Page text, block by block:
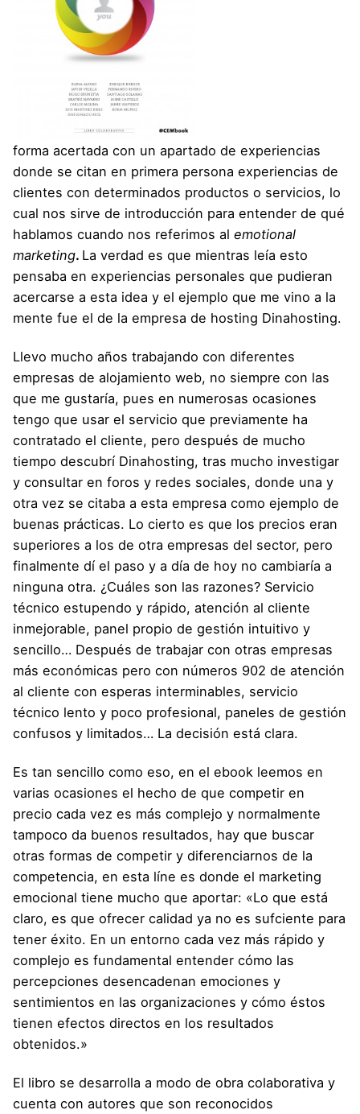
forma acertada con un apartado de experiencias
donde se citan en primera persona experiencias de
clientes con determinados productos o servicios, lo
cual nos sirve de introducción para entender de qué
hablamos cuando nos referimos al emotional
marketing. La verdad es que mientras leía esto
pensaba en experiencias personales que pudieran
acercarse a esta idea y el ejemplo que me vino a la
mente fue el de la empresa de hosting Dinahosting.
Llevo mucho años trabajando con diferentes
empresas de alojamiento web, no siempre con las
que me gustaría, pues en numerosas ocasiones
tengo que usar el servicio que previamente ha
contratado el cliente, pero después de mucho
tiempo descubrí Dinahosting, tras mucho investigar
y consultar en foros y redes sociales, donde una y
otra vez se citaba a esta empresa como ejemplo de
buenas prácticas. Lo cierto es que los precios eran
superiores a los de otra empresas del sector, pero
finalmente dí el paso y a día de hoy no cambiaría a
ninguna otra. ¿Cuáles son las razones? Servicio
técnico estupendo y rápido, atención al cliente
inmejorable, panel propio de gestión intuitivo y
sencillo… Después de trabajar con otras empresas
más económicas pero con números 902 de atención
al cliente con esperas interminables, servicio
técnico lento y poco profesional, paneles de gestión
confusos y limitados… La decisión está clara.
Es tan sencillo como eso, en el ebook leemos en
varias ocasiones el hecho de que competir en
precio cada vez es más complejo y normalmente
tampoco da buenos resultados, hay que buscar
otras formas de competir y diferenciarnos de la
competencia, en esta líne es donde el marketing
emocional tiene mucho que aportar: «Lo que está
claro, es que ofrecer calidad ya no es sufciente para
tener éxito. En un entorno cada vez más rápido y
complejo es fundamental entender cómo las
percepciones desencadenan emociones y
sentimientos en las organizaciones y cómo éstos
tienen efectos directos en los resultados
obtenidos.»
El libro se desarrolla a modo de obra colaborativa y
cuenta con autores que son reconocidos